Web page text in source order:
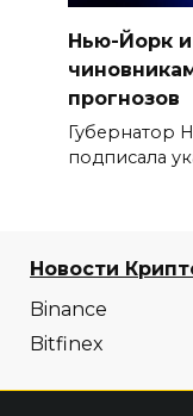
Нью-Йорк
прогнозов
Губернатор
подписала
Новости
Binance
Bitfinex